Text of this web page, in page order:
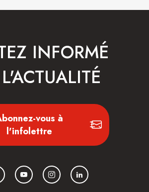
INFORMÉ
vous à
l'infolettre
YouTubeInstagramLinkedIn